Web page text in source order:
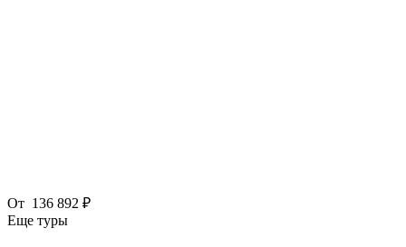
От 136 892 ₽
Еще туры